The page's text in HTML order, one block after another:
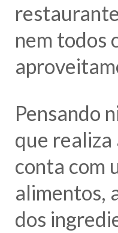
nem todos
Pensando
que realiza
conta com
alimentos,
dos